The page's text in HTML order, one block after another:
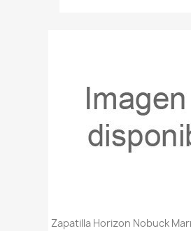
Zapatilla Horizon Nobuck